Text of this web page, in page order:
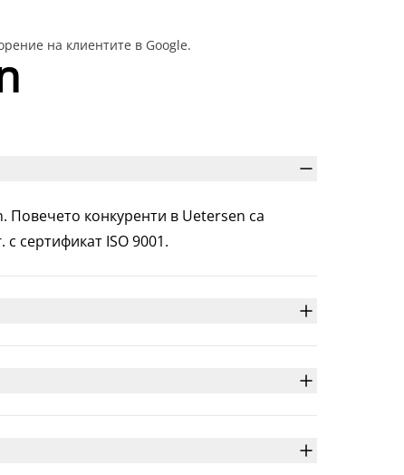
на клиентите в Google.
Повечето конкуренти в Uetersen са
сертификат ISO 9001.